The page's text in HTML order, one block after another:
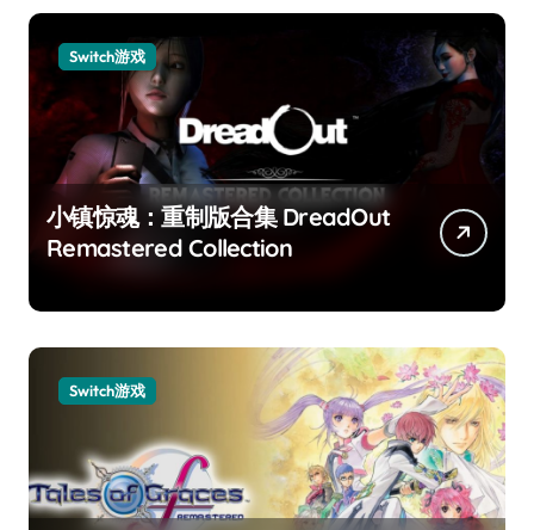
Switch游戏
小镇惊魂：重制版合集 DreadOut
Remastered Collection
Switch游戏